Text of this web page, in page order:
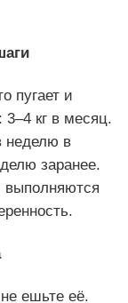
пугает и
кг в месяц.
неделю в
заранее.
выполняются
ешьте её.